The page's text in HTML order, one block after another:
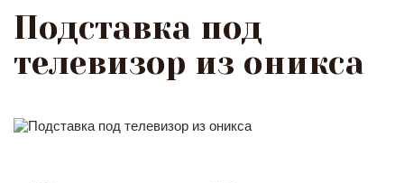
Подставка под
телевизор из оникса